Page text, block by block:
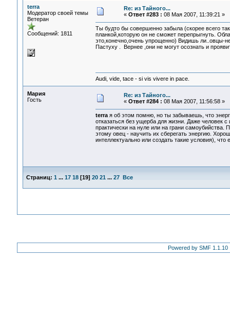
terra
Модератор своей темы
Ветеран
Сообщений: 1811
Re: из Тайного...
« Ответ #283 : 08 Мая 2007, 11:39:21 »
Ты будто бы совершенно забыла (скорее всего
планкой,которую он не сможет перепрыгнуть.
это,конечно,очень упрощенно) Видишь ли..овцы-
Пастуху . Вернее ,они не могут осознать и
Audi, vide, tace - si vis vivere in pace.
Мария
Гость
Re: из Тайного...
« Ответ #284 : 08 Мая 2007, 11:56:58 »
terraя об этом помню, но ты забываешь, что
отказаться без ущерба для жизни. Даже человек
практически на нуле или на грани самоубийства.
этому овец - научить их сберегать энергию.
интеллектуально или создать такие условия),
Страниц: 1 ... 17 18[19] 20 21 ... 27 Все
Powered by SMF 1.1.10